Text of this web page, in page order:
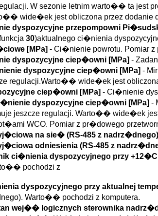
W sezonie letnim warto�� ta jest
wide�ek jest obliczona przez dodanie
dyspozycyjne przepompowni
30)aktualnego ci�nienia
[MPa] - Ci�nienie powrotu. Pomiar
dyspozycyjne ciep�owni [MPa] -
dyspozycyjne ciep�owni [MPa] -
regulacji.Warto�� wide�ek jest
ciep�owni [MPa] - Ci�nienie
dyspozycyjne ciep�owni [MPa] -
jeszcze regulacji. Warto�� wide�ek
WCO. Pomiar z pr�dowego
na sie� (RS-485 z
odniesienia (RS-485 z
ci�nienia dyspozycyjnego przy
pochodzi z
dyspozycyjnego przy aktualnej
Warto�� pochodzi z komputera.
wej�� logicznych sterownika